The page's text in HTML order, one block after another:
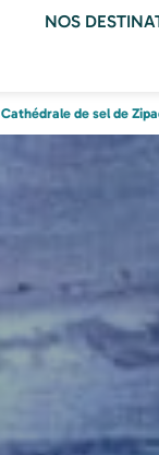
NOS
Cathédrale de sel de